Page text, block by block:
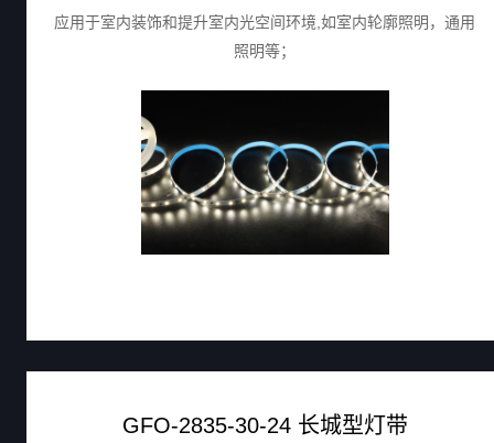
应用于室内装饰和提升室内光空间环境,如室内轮廓照明，通用
照明等；
GFO-2835-30-24 长城型灯带